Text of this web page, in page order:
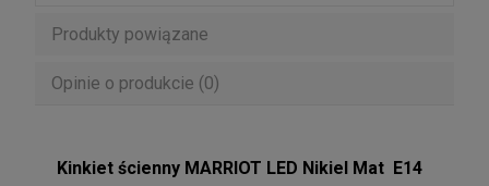
Produkty powiązane
Opinie o produkcie (0)
Kinkiet ścienny MARRIOT LED Nikiel Mat E14